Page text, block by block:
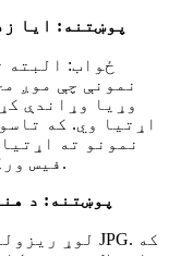
پوښتنه: ایا
ځواب: البته
نمونې چې موږ
وړیا وړاندې
اړتیا وي. که
نمونو ته
فیس ورکړئ، د تحویل وخت په 8-11 ورځو کې.
پوښتنه: د